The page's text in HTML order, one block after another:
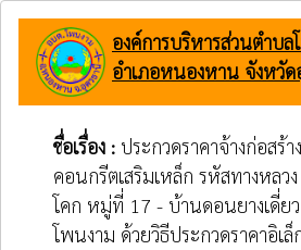
องค์การบริหารส่วนตำบล
อำเภอหนองหาน จังหวัด
ชื่อเรื่อง : ประกวดราคาจ้างก่อสร้
คอนกรีตเสริมเหล็ก รหัสทางหลว
โคก หมู่ที่ 17 - บ้านดอนยางเดี่ย
โพนงาม ด้วยวิธีประกวดราคาอิเ